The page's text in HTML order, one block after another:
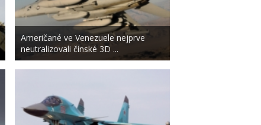
Američané ve Venezuele nejprve
neutralizovali čínské 3D ...